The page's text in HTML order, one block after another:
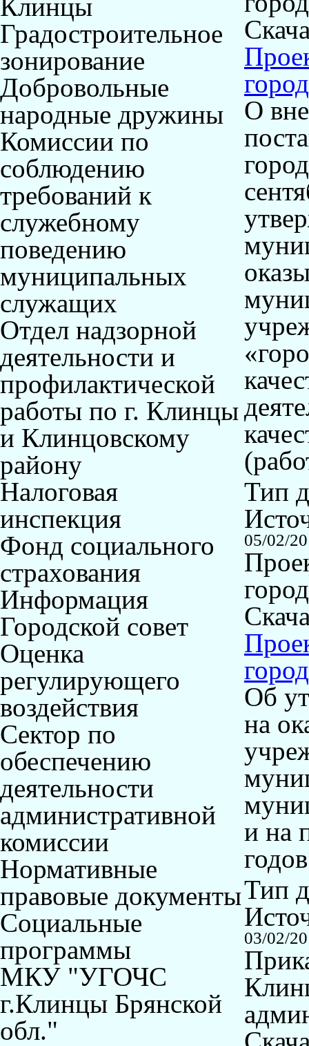
Клинцы
Градостроительное
зонирование
Добровольные
народные дружины
Комиссии по
соблюдению
требований к
служебному
поведению
муниципальных
служащих
Отдел надзорной
деятельности и
профилактической
работы по г. Клинцы
и Клинцовскому
району
Налоговая
инспекция
Фонд социального
страхования
Информация
Городской совет
Оценка
регулирующего
воздействия
Сектор по
обеспечению
деятельности
административной
комиссии
Нормативные
правовые документы
Социальные
программы
МКУ "УГОЧС
г.Клинцы Брянской
обл."
О
Тип
05/02/
Об
на
и на
Тип
03/02/